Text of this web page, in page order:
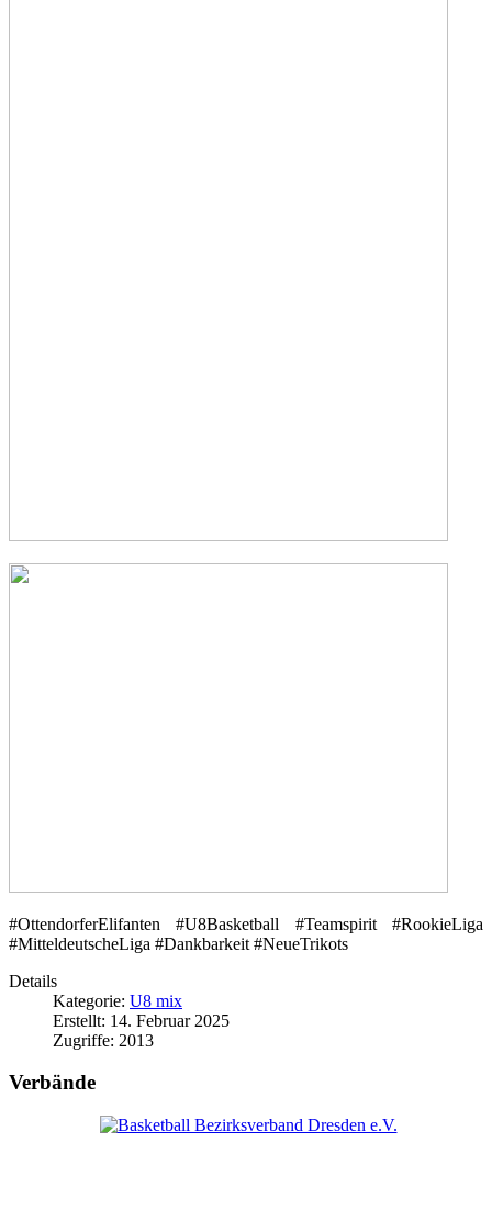
#OttendorferElifanten #U8Basketball #Teamspirit #RookieLiga
#MitteldeutscheLiga #Dankbarkeit #NeueTrikots
Details
Kategorie: U8 mix
Erstellt: 14. Februar 2025
Zugriffe: 2013
Verbände